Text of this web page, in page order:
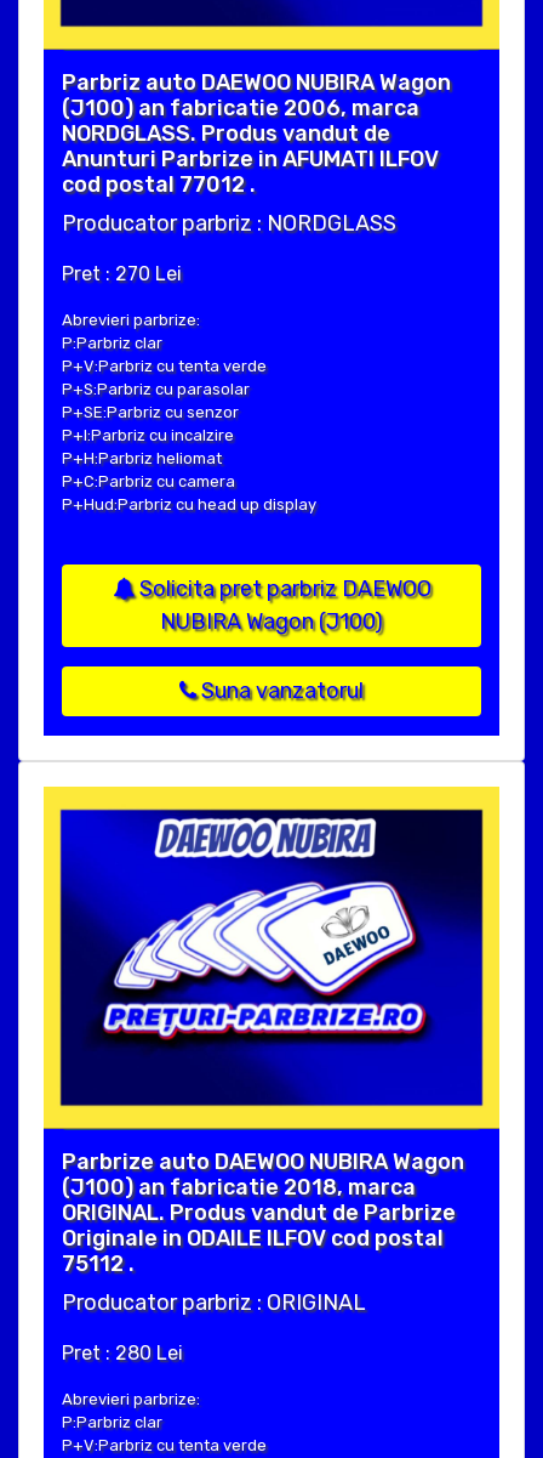
Parbriz auto DAEWOO NUBIRA Wagon
(J100) an fabricatie 2006, marca
NORDGLASS. Produs vandut de
Anunturi Parbrize in AFUMATI ILFOV
cod postal 77012 .
Producator parbriz : NORDGLASS
Pret : 270 Lei
Abrevieri parbrize:
P:Parbriz clar
P+V:Parbriz cu tenta verde
P+S:Parbriz cu parasolar
P+SE:Parbriz cu senzor
P+I:Parbriz cu incalzire
P+H:Parbriz heliomat
P+C:Parbriz cu camera
P+Hud:Parbriz cu head up display
Solicita pret parbriz DAEWOO
NUBIRA Wagon (J100)
Suna vanzatorul
Parbrize auto DAEWOO NUBIRA Wagon
(J100) an fabricatie 2018, marca
ORIGINAL. Produs vandut de Parbrize
Originale in ODAILE ILFOV cod postal
75112 .
Producator parbriz : ORIGINAL
Pret : 280 Lei
Abrevieri parbrize:
P:Parbriz clar
P+V:Parbriz cu tenta verde